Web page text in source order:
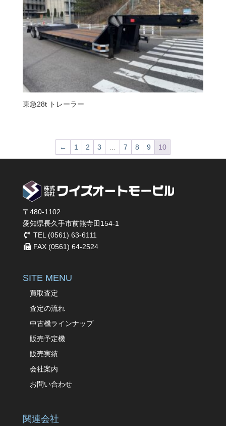
東急28t トレーラー
← 1 2 3 7 8 9 10
〒480-1102
愛知県長久手市前熊寺田154-1
TEL (0561) 63-6111
FAX (0561) 64-2524
SITE MENU
買取査定
査定の流れ
中古機ラインナップ
販売予定機
販売実績
会社案内
お問い合わせ
関連会社